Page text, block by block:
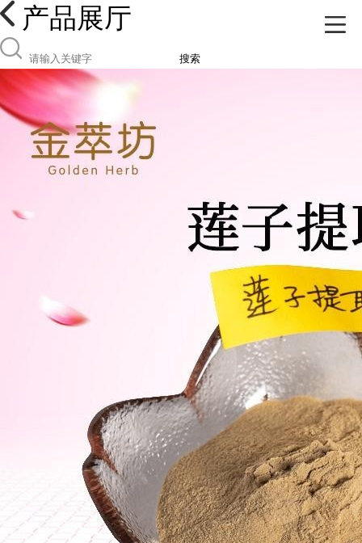
产品展厅
搜索